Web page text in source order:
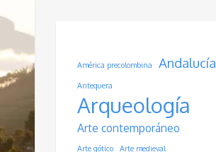
América precolombina Andalucía
Antequera
Arqueología
Arte contemporáneo
Arte gótico Arte medieval